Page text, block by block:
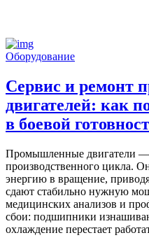
Оборудование
Сервис и ремонт
двигателей: как
в боевой
Промышленные двигатели —
производственного цикла.
энергию в вращение,
сдают стабильно нужную
медицинских анализов и
сбои: подшипники
охлаждение перестает